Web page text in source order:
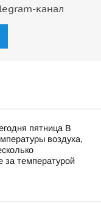
канал
пятница В
воздуха,
за температурой